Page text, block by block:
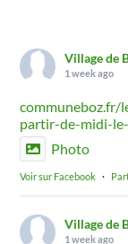
Village de
1 week ago
communeboz.fr/
partir-de-midi-
Photo
Voir sur Facebook ·
Village de
1 week ago